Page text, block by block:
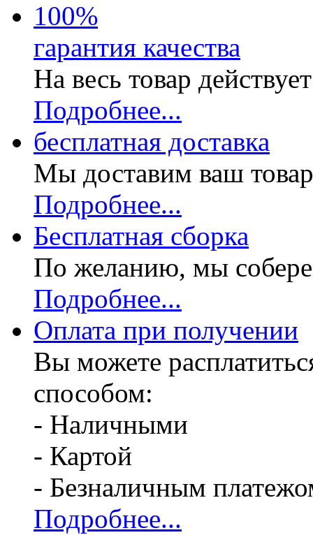
100%
гарантия качества
На весь товар
Подробнее...
бесплатная доставка
Мы доставим ваш
Подробнее...
Бесплатная сборка
По желанию, мы
Подробнее...
Оплата при получении
Вы можете
способом:
- Наличными
- Картой
- Безналичным
Подробнее...